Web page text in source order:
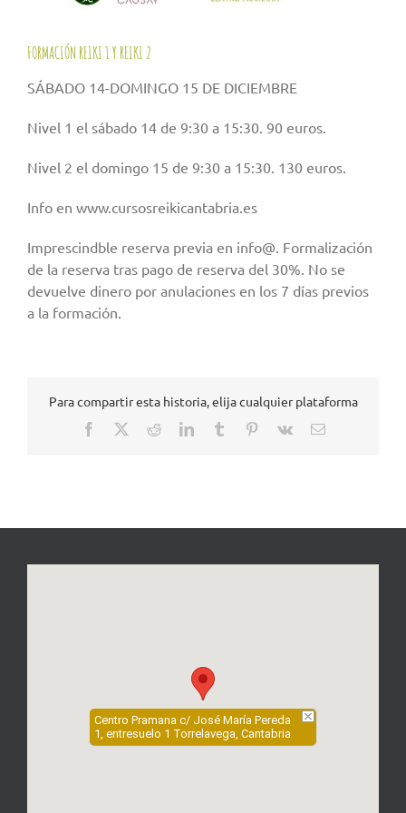
FORMACIÓN REIKI 1 Y REIKI 2
SÁBADO 14-DOMINGO 15 DE DICIEMBRE
Nivel 1 el sábado 14 de 9:30 a 15:30. 90 euros.
Nivel 2 el domingo 15 de 9:30 a 15:30. 130 euros.
Info en www.cursosreikicantabria.es
Imprescindble reserva previa en info@. Formalización
de la reserva tras pago de reserva del 30%. No se
devuelve dinero por anulaciones en los 7 días previos
a la formación.
Para compartir esta historia, elija cualquier plataforma
Facebook RedditLinkedInTumblr Pinterest
Vk
Correo
Centro Pramana c/ José María Pereda
1, entresuelo 1 Torrelavega, Cantabria